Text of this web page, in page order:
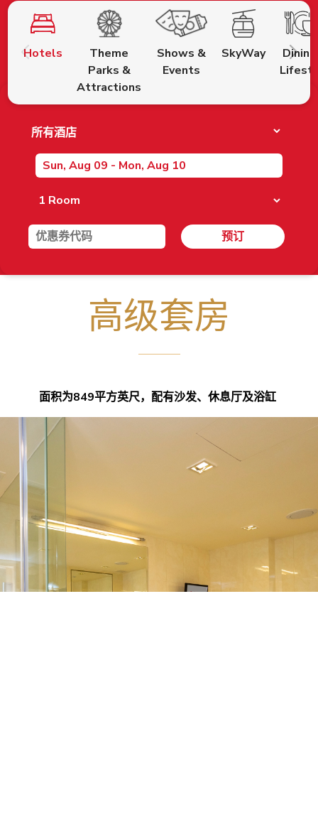
Hotels
Theme
Parks &
Attractions
Shows &
Events
SkyWay
预订
高级套房
面积为849平方英尺，配有沙发、休息厅及浴缸